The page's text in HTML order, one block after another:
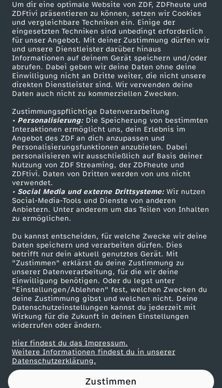
Um dir eine optimale Website von ZDF, ZDFheute und
ZDFtivi präsentieren zu können, setzen wir Cookies
und vergleichbare Techniken ein. Einige der
eingesetzten Techniken sind unbedingt erforderlich
für unser Angebot. Mit deiner Zustimmung dürfen wir
und unsere Dienstleister darüber hinaus
Informationen auf deinem Gerät speichern und/oder
abrufen. Dabei geben wir deine Daten ohne deine
Einwilligung nicht an Dritte weiter, die nicht unsere
direkten Dienstleister sind. Wir verwenden deine
Daten auch nicht zu kommerziellen Zwecken.
Zustimmungspflichtige Datenverarbeitung
• Personalisierung:Die Speicherung von bestimmten
Interaktionen ermöglicht uns, dein Erlebnis im
Angebot des ZDF an dich anzupassen und
Personalisierungsfunktionen anzubieten. Dabei
personalisieren wir ausschließlich auf Basis deiner
Nutzung von ZDF Streaming, der ZDFheute und
ZDFtivi. Daten von Dritten werden von uns nicht
verwendet.
• Social Media und externe Drittsysteme:Wir nutzen
Social-Media-Tools und Dienste von anderen
Anbietern. Unter anderem um das Teilen von Inhalten
zu ermöglichen.
Du kannst entscheiden, für welche Zwecke wir deine
Daten speichern und verarbeiten dürfen. Dies
betrifft nur dein aktuell genutztes Gerät. Mit
"Zustimmen" erklärst du deine Zustimmung zu
unserer Datenverarbeitung, für die wir deine
Einwilligung benötigen. Oder du legst unter
"Einstellungen/Ablehnen" fest, welchen Zwecken du
deine Zustimmung gibst und welchen nicht. Deine
Datenschutzeinstellungen kannst du jederzeit mit
Wirkung für die Zukunft in deinen Einstellungen
widerrufen oder ändern.
Hier findest du das Impressum.
Weitere Informationen findest du in unserer
Datenschutzerklärung.
Zustimmen
a
r
u
m
g
e
h
t
'
s
!
Mehr ZDF
ZDF-Apps
Smart TV
ZDFtext
Livestreams
Sendungen A-Z
TV-Programm
Service
ZDFmitreden
Kontakt zum ZDF
Tickets
Zuschauerservice
Hilfe
ZDF Unternehmen
Karriere
ZDF goes Schule
Werbefernsehen
Mainzelmännchen
Partner